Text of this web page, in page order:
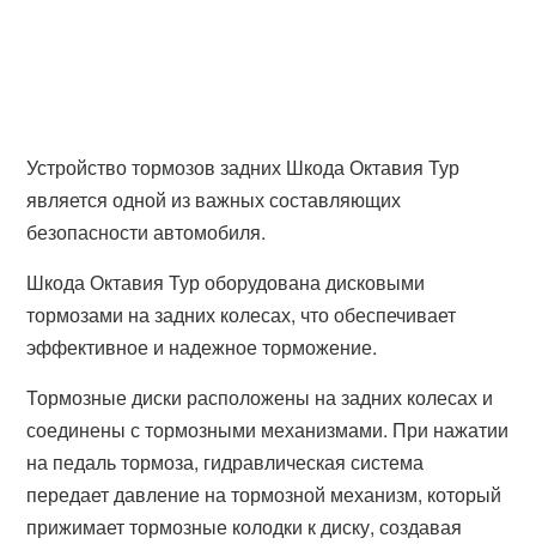
Устройство тормозов задних Шкода Октавия Тур
является одной из важных составляющих
безопасности автомобиля.
Шкода Октавия Тур оборудована дисковыми
тормозами на задних колесах, что обеспечивает
эффективное и надежное торможение.
Тормозные диски расположены на задних колесах и
соединены с тормозными механизмами. При нажатии
на педаль тормоза, гидравлическая система
передает давление на тормозной механизм, который
прижимает тормозные колодки к диску, создавая